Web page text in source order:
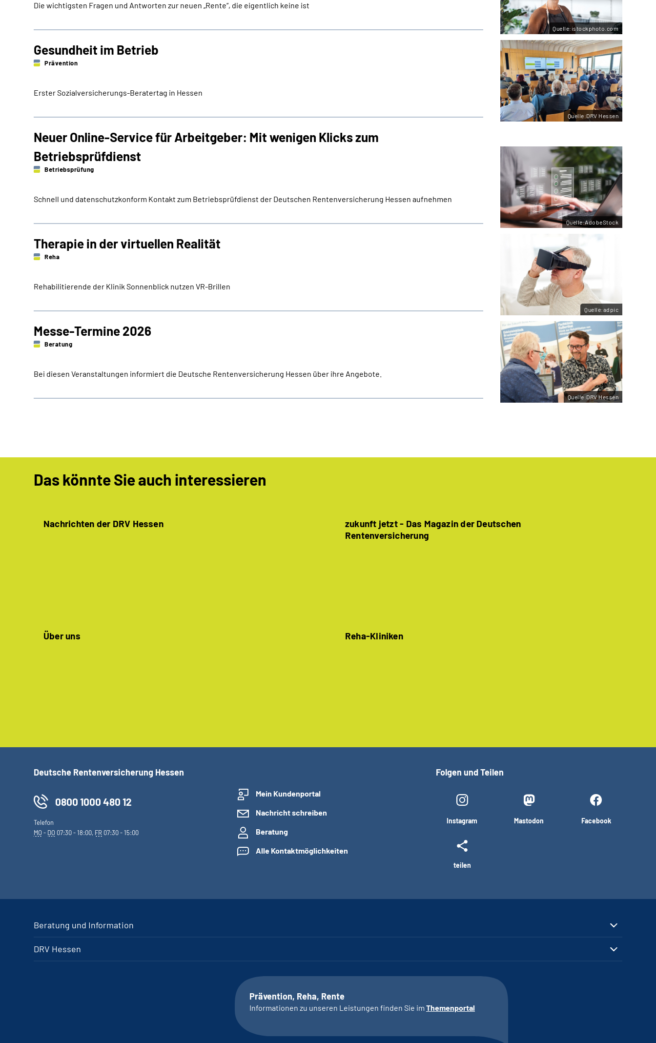
Die wichtigsten Fragen und ­Antworten zur neuen „Rente“, die eigentlich keine ist
Quelle:istockphoto.com
Prävention
Gesundheit im Betrieb
Erster Sozial­ver­sicherungs-­­Beratertag in Hessen
Quelle:DRV Hessen
Betriebsprüfung
Neuer Online-Service für Arbeitgeber: Mit wenigen Klicks zum
Betriebsprüfdienst
Schnell und ­datenschutzkonform Kontakt zum Betriebsprüfdienst der Deutschen Rentenversicherung Hessen aufnehmen
Quelle:AdobeStock
Reha
Therapie in der virtuellen Realität
Rehabilitierende der Klinik Sonnenblick nutzen VR-Brillen
Quelle:adpic
Beratung
Messe-Termine 2026
Bei diesen Veranstaltungen informiert die Deutsche Rentenversicherung Hessen über ihre Angebote.
Quelle:DRV Hessen
Das könnte Sie auch interessieren
Nachrichten der DRV Hessen
zukunft jetzt - Das Magazin der Deutschen
Rentenversicherung
Über uns Reha-Kliniken
Deutsche Rentenversicherung Hessen
0800 1000 480 12
Telefon
MO- DO 07:30 - 18:00, FR 07:30 - 15:00
Mein Kundenportal
Nachricht schreiben
Beratung
Alle Kontaktmöglichkeiten
Folgen und Teilen
Instagram Mastodon Facebook
teilen
Beratung und Information
DRV Hessen
Prävention, Reha, Rente
Informationen zu unseren Leistungen finden Sie im Themenportal